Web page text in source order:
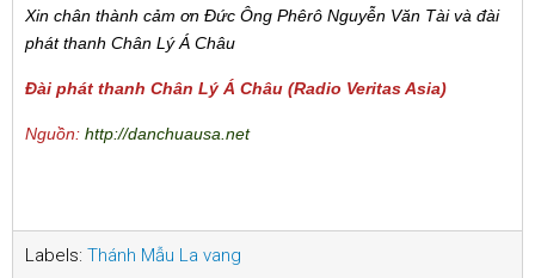
Xin chân thành cảm ơn Đức Ông Phêrô Nguyễn Văn Tài và đài
phát thanh Chân Lý Á Châu
Đài phát thanh Chân Lý Á Châu (Radio Veritas Asia)
Nguồn: http://danchuausa.net
Labels: Thánh Mẫu La vang